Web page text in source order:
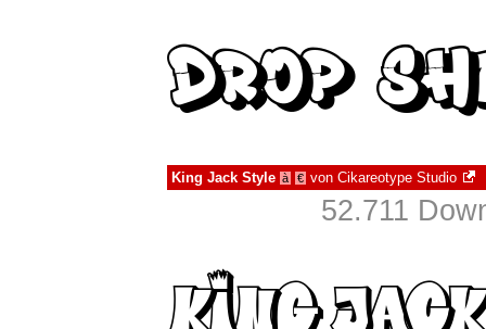
King Jack Style à € von Cikareotype Studio
52.711